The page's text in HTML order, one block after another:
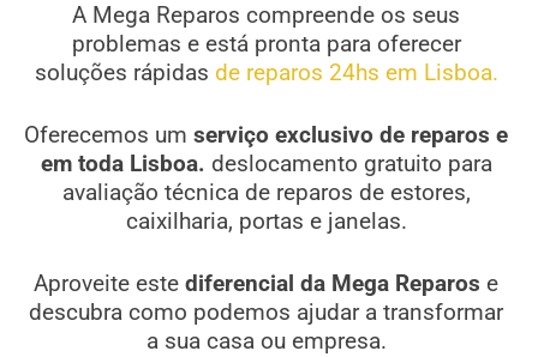
A Mega Reparos compreende os seus
problemas e está pronta para oferecer
soluções rápidas de reparos 24hs em Lisboa.
Oferecemos um serviço exclusivo de reparos e
em toda Lisboa. deslocamento gratuito para
avaliação técnica de reparos de estores,
caixilharia, portas e janelas.
Aproveite estediferencial da Mega Reparos e
descubra como podemos ajudar a transformar
a sua casa ou empresa.